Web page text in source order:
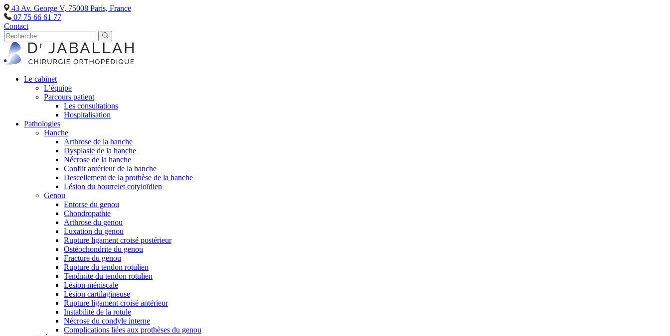
43 Av. George V, 75008 Paris, France
07 75 66 61 77
Contact
Le cabinet
L’équipe
Parcours patient
Les consultations
Hospitalisation
Pathologies
Hanche
Arthrose de la hanche
Dysplasie de la hanche
Nécrose de la hanche
Conflit antérieur de la hanche
Descellement de la prothèse de la hanche
Lésion du bourrelet cotyloïdien
Genou
Entorse du genou
Chondropathie
Arthrose du genou
Luxation du genou
Rupture ligament croisé postérieur
Ostéochondrite du genou
Fracture du genou
Rupture du tendon rotulien
Tendinite du tendon rotulien
Lésion méniscale
Lésion cartilagineuse
Rupture ligament croisé antérieur
Instabilité de la rotule
Nécrose du condyle interne
Complications liées aux prothèses du genou